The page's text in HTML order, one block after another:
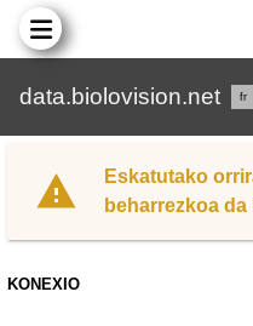
data.biolovision.net fr
Eskatutako
beharrezkoa
KONEXIO